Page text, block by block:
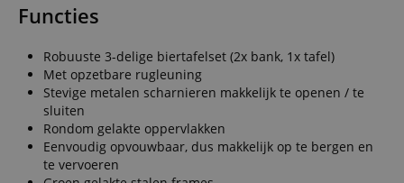
Functies
Robuuste 3-delige biertafelset (2x bank, 1x tafel)
Met opzetbare rugleuning
Stevige metalen scharnieren makkelijk te openen / te
sluiten
Rondom gelakte oppervlakken
Eenvoudig opvouwbaar, dus makkelijk op te bergen en
te vervoeren